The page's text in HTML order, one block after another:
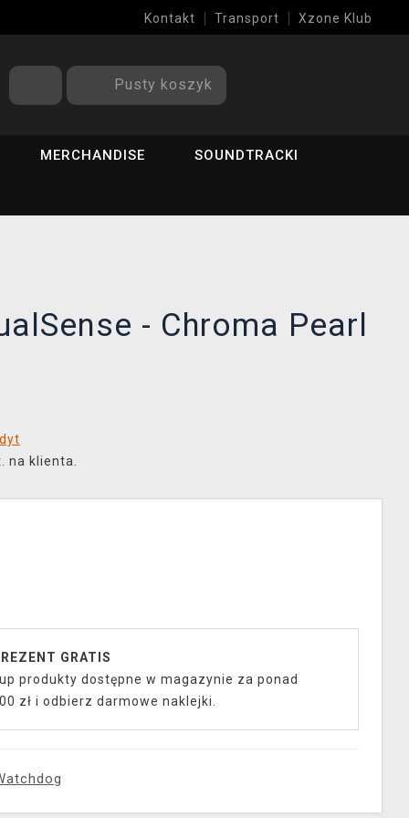
Kontakt Transport Xzone Klub
Pusty koszyk
MERCHANDISE SOUNDTRACKI
- Chroma Pearl
na klienta.
GRATIS
produkty dostępne w magazynie za ponad
zł i odbierz darmowe naklejki.